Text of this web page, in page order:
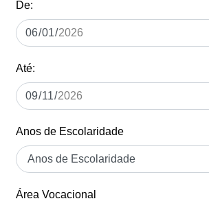
De:
Até:
Anos de Escolaridade
Área Vocacional